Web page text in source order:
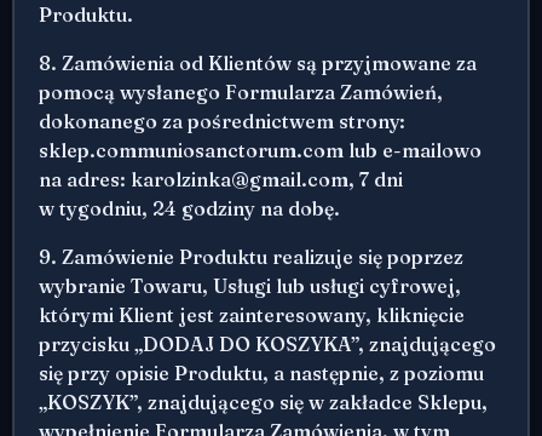
Produktu.
8. Zamówienia od Klientów są przyjmowane za
pomocą wysłanego Formularza Zamówień,
dokonanego za pośrednictwem strony:
sklep.communiosanctorum.com lub e-mailowo
na adres: karolzinka@gmail.com, 7 dni
w tygodniu, 24 godziny na dobę.
9. Zamówienie Produktu realizuje się poprzez
wybranie Towaru, Usługi lub usługi cyfrowej,
którymi Klient jest zainteresowany, kliknięcie
przycisku „DODAJ DO KOSZYKA”, znajdującego
się przy opisie Produktu, a następnie, z poziomu
„KOSZYK”, znajdującego się w zakładce Sklepu,
wypełnienie Formularza Zamówienia, w tym